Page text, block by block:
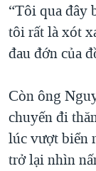
“Tôi qua đây
tôi rất là xót
đau đớn của
Còn ông
chuyến đi
lúc vượt biển
trở lại nhìn